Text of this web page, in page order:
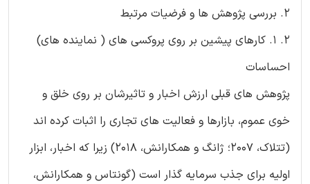
2. بررسی پژوهش ها و فرضیات مرتبط
2. 1. کارهای پیشین بر روی پروکسی های ( نماینده های)
احساسات
پژوهش های قبلی ارزش اخبار و تاثیرشان بر روی خلق و
خوی عموم، بازارها و فعالیت های تجاری را اثبات کرده اند
(تتلاک، 2007؛ ژانگ و همکارانش، 2018) زیرا که اخبار، ابزار
اولیه برای جذب سرمایه گذار است (گونتاس و همکارانش،